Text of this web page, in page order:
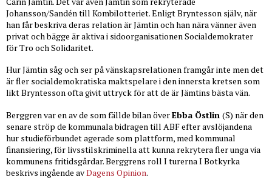
Johansson/Sandén till Kombilotteriet. Enligt Bryntesson själv, när
han får beskriva deras relation är Jämtin och han nära vänner även
privat och bägge är aktiva i sidoorganisationen Socialdemokrater
för Tro och Solidaritet.
Hur Jämtin såg och ser på vänskapsrelationen framgår inte men det
är fler socialdemokratiska maktspelare i den innersta kretsen som
likt Bryntesson ofta givit uttryck för att de är Jämtins bästa vän.
Berggren var en av de som fällde bilan överEbba Östlin (S) när den
senare ströp de kommunala bidragen till ABF efter avslöjandena
hur studieförbundet agerade som plattform, med kommunal
finansiering, för livsstilskriminella att kunna rekrytera fler unga via
kommunens fritidsgårdar. Berggrens roll I turerna I Botkyrka
beskrivs ingående avDagens Opinion.